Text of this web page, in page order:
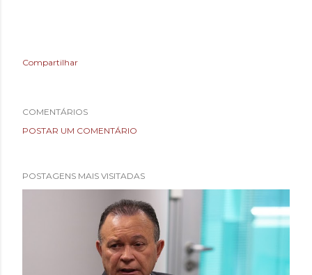
Compartilhar
COMENTÁRIOS
POSTAR UM COMENTÁRIO
POSTAGENS MAIS VISITADAS